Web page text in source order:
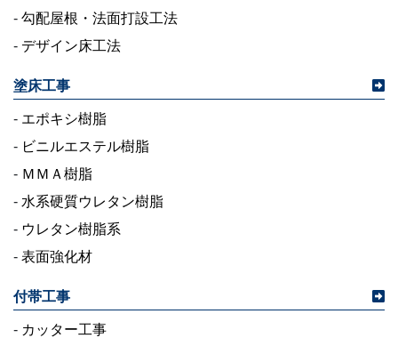
- 勾配屋根・法面打設工法
- デザイン床工法
塗床工事
- エポキシ樹脂
- ビニルエステル樹脂
- ＭＭＡ樹脂
- 水系硬質ウレタン樹脂
- ウレタン樹脂系
- 表面強化材
付帯工事
- カッター工事